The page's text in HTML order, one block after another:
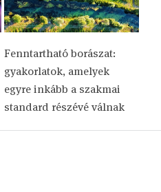
Fenntartható borászat:
gyakorlatok, amelyek
egyre inkább a szakmai
standard részévé válnak